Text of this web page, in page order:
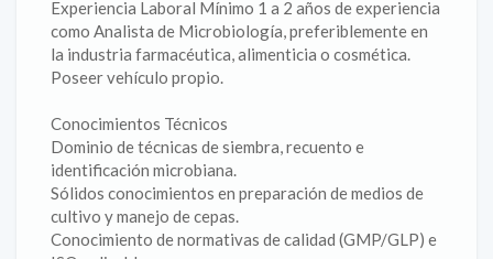
‎Experiencia Laboral Mínimo 1 a 2 años de experiencia
como Analista de Microbiología, preferiblemente en
la industria farmacéutica, alimenticia o cosmética.
Poseer vehículo propio.
Conocimientos Técnicos
Dominio de técnicas de siembra, recuento e
identificación microbiana.
Sólidos conocimientos en preparación de medios de
cultivo y manejo de cepas.
Conocimiento de normativas de calidad (GMP/GLP) e